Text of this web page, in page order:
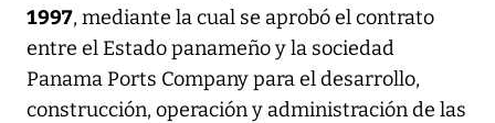
1997, mediante la cual se aprobó el contrato
entre el Estado panameño y la sociedad
Panama Ports Company para el desarrollo,
construcción, operación y administración de las